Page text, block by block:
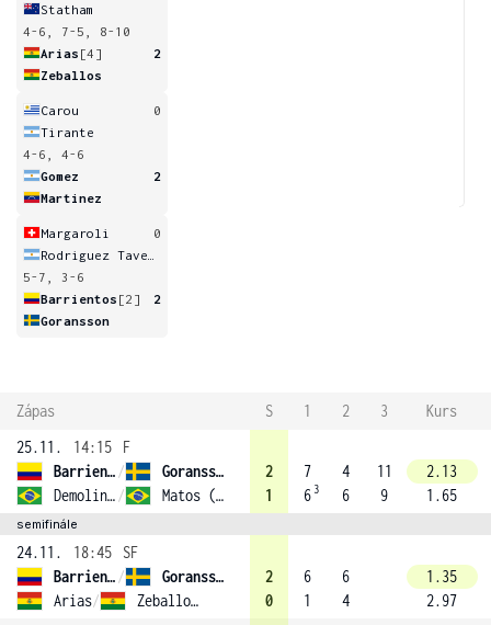
Statham
4-6, 7-5, 8-10
Arias [4]
2
Zeballos
Carou
0
Tirante
4-6, 4-6
Gomez
2
Martinez
Margaroli
0
5-7, 3-6
Barrientos [2]
2
Goransson
Zápas S 1 2 3
Kurs
25.11.
14:15
F
Barrientos /
Goransson (2)
Demoliner / Matos (1)
2
1
7
6 3
4
6
11
9
2.13
1.65
semifinále
24.11. 18:45
SF
Barrientos /
Goransson (2)
Arias/ Zeballos (4)
2
0
6
1
6
4
1.35
2.97